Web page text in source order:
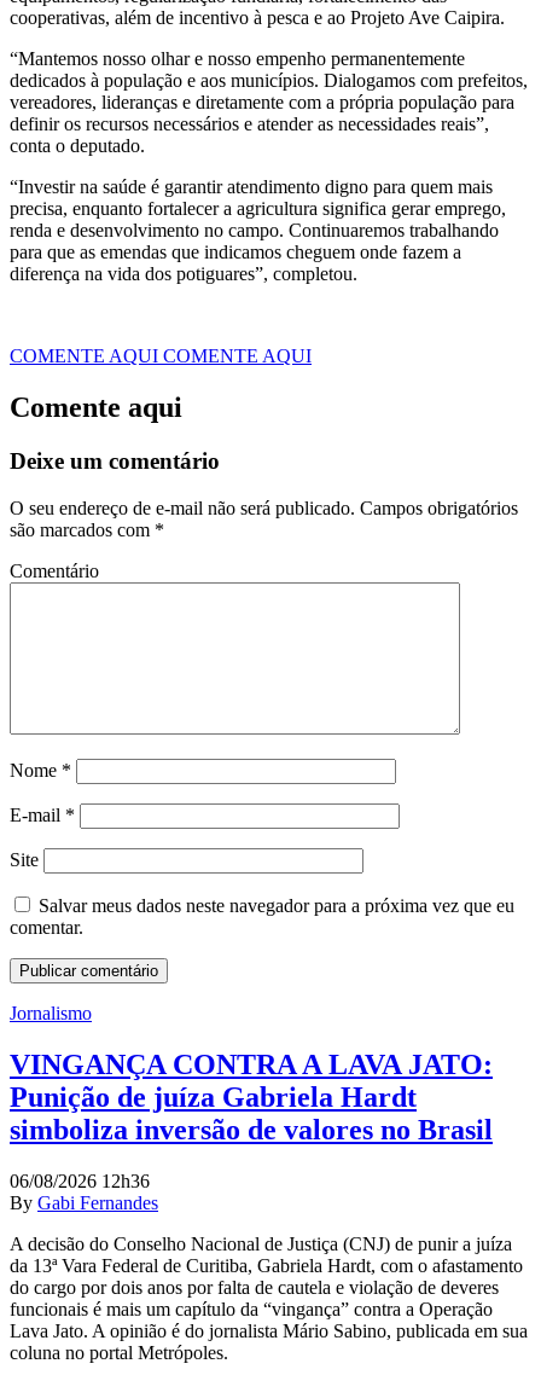
cooperativas, além de incentivo à pesca e ao Projeto Ave Caipira.
“Mantemos nosso olhar e nosso empenho permanentemente
dedicados à população e aos municípios. Dialogamos com prefeitos,
vereadores, lideranças e diretamente com a própria população para
definir os recursos necessários e atender as necessidades reais”,
conta o deputado.
“Investir na saúde é garantir atendimento digno para quem mais
precisa, enquanto fortalecer a agricultura significa gerar emprego,
renda e desenvolvimento no campo. Continuaremos trabalhando
para que as emendas que indicamos cheguem onde fazem a
diferença na vida dos potiguares”, completou.
COMENTE AQUI COMENTE AQUI
Comente aqui
Deixe um comentário
O seu endereço de e-mail não será publicado. Campos obrigatórios
são marcados com *
Comentário
Nome *
E-mail *
Site
Salvar meus dados neste navegador para a próxima vez que eu
comentar.
Jornalismo
VINGANÇA CONTRA A LAVA JATO:
Punição de juíza Gabriela Hardt
simboliza inversão de valores no Brasil
06/08/2026 12h36
By Gabi Fernandes
A decisão do Conselho Nacional de Justiça (CNJ) de punir a juíza
da 13ª Vara Federal de Curitiba, Gabriela Hardt, com o afastamento
do cargo por dois anos por falta de cautela e violação de deveres
funcionais é mais um capítulo da “vingança” contra a Operação
Lava Jato. A opinião é do jornalista Mário Sabino, publicada em sua
coluna no portal Metrópoles.